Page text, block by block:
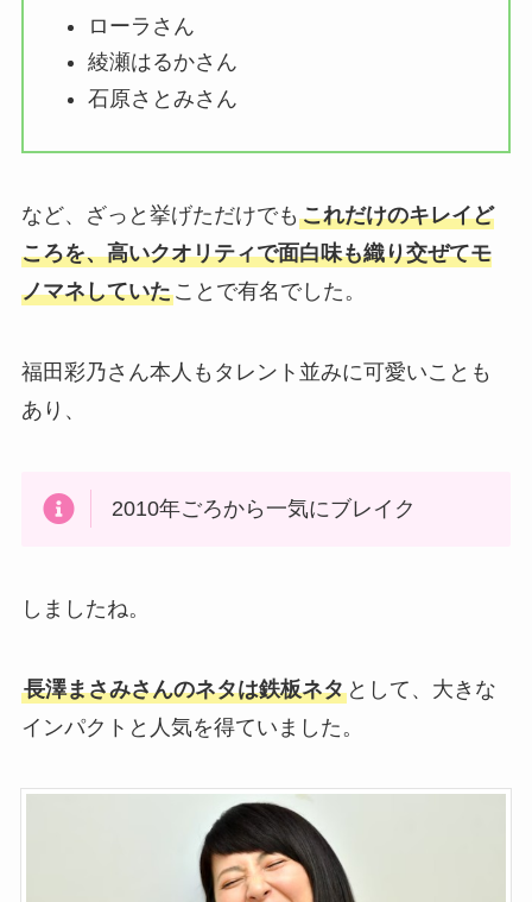
ローラさん
綾瀬はるかさん
石原さとみさん
など、ざっと挙げただけでも これだけのキレイど
ころを、高いクオリティで面白味も織り交ぜてモ
ノマネしていたことで有名でした。
福田彩乃さん本人もタレント並みに可愛いことも
あり、
2010年ごろから一気にブレイク
しましたね。
長澤まさみさんのネタは鉄板ネタとして、大きな
インパクトと人気を得ていました。